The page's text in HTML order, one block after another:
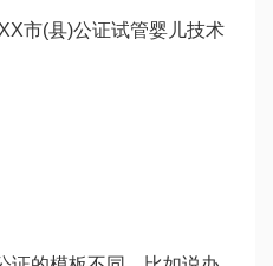
市(县)公证试管婴儿技术